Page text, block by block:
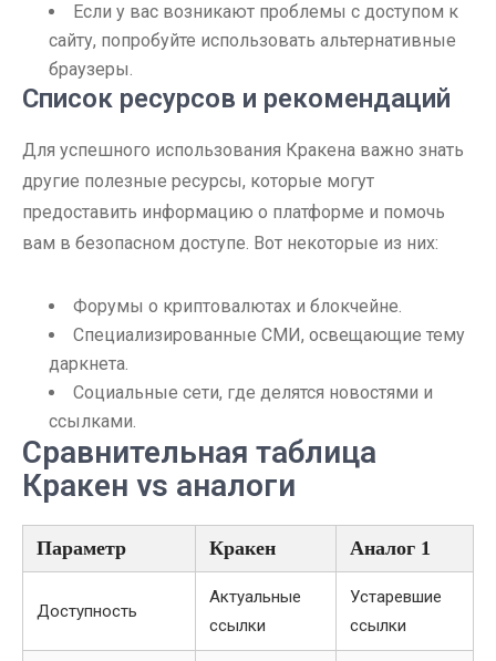
Если у вас возникают проблемы с доступом к
сайту, попробуйте использовать альтернативные
браузеры.
Список ресурсов и рекомендаций
Для успешного использования Кракена важно знать
другие полезные ресурсы, которые могут
предоставить информацию о платформе и помочь
вам в безопасном доступе. Вот некоторые из них:
Форумы о криптовалютах и блокчейне.
Специализированные СМИ, освещающие тему
даркнета.
Социальные сети, где делятся новостями и
ссылками.
Сравнительная таблица
Кракен vs аналоги
Параметр Кракен Аналог 1
Доступность
Актуальные
ссылки
Устаревшие
ссылки